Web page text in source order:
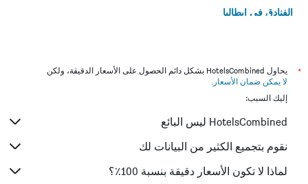
الفنادق في إيطاليا
*
يحاول HotelsCombined بشكل دائم الحصول على الأسعار الدقيقة، ولكن
لا يمكن ضمان الأسعار .
إليك السبب:
HotelsCombined ليس البائع
نقوم بتجميع الكثير من البيانات لك
لماذا لا تكون الأسعار دقيقة بنسبة 100٪؟